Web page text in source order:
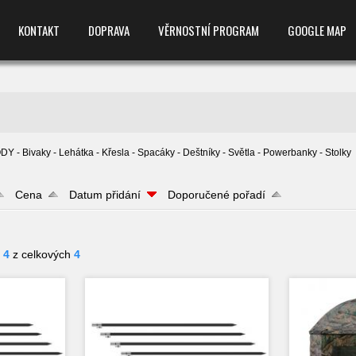
KONTAKT DOPRAVA VĚRNOSTNÍ PROGRAM GOOGLE MAP
- Bivaky - Lehátka - Křesla - Spacáky - Deštníky - Světla - Powerbanky - Stolky
Cena Datum přidání Doporučené pořadí
4 z celkových4